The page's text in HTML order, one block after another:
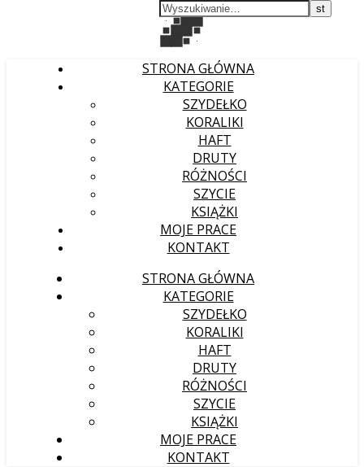
STRONA GŁÓWNA
KATEGORIE
SZYDEŁKO
KORALIKI
HAFT
DRUTY
RÓŻNOŚCI
SZYCIE
KSIĄŻKI
MOJE PRACE
KONTAKT
STRONA GŁÓWNA
KATEGORIE
SZYDEŁKO
KORALIKI
HAFT
DRUTY
RÓŻNOŚCI
SZYCIE
KSIĄŻKI
MOJE PRACE
KONTAKT